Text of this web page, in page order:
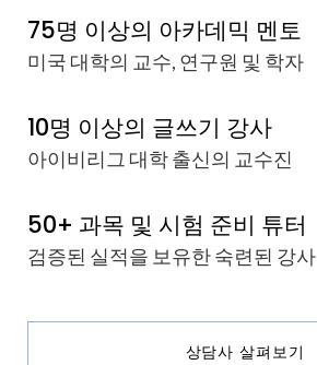
75명 이상의 아카데믹 멘토
미국 대학의 교수, 연구원 및 학자
10명 이상의 글쓰기 강사
아이비리그 대학 출신의 교수진
50+ 과목 및 시험 준비 튜터
검증된 실적을 보유한 숙련된 강사
상담사 살펴보기